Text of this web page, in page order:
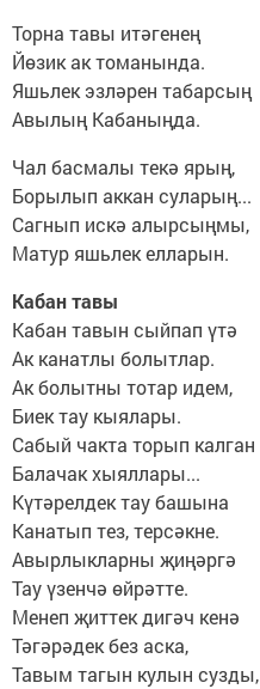
Торна тавы итәгенең
Йөзик ак томанында.
Яшьлек эзләрен табарсың
Авылың Кабаныңда.
Чал басмалы текә ярың,
Борылып аккан суларың...
Сагнып искә алырсыңмы,
Матур яшьлек елларын.
Кабан тавы
Кабан тавын сыйпап үтә
Ак канатлы болытлар.
Ак болытны тотар идем,
Биек тау кыялары.
Сабый чакта торып калган
Балачак хыяллары...
Күтәрелдек тау башына
Канатып тез, терсәкне.
Авырлыкларны җиңәргә
Тау үзенчә өйрәтте.
Менеп җиттек дигәч кенә
Тәгәрәдек без аска,
Тавым тагын кулын сузды,